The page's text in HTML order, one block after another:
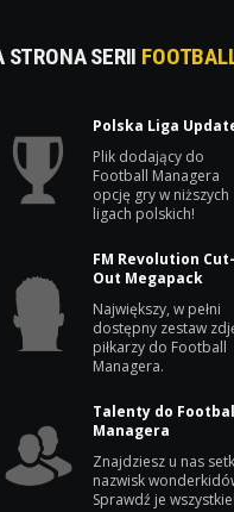
SERII
Polska Liga
Plik dodający do
Football Managera
opcję gry w niższych
ligach polskich!
FM Revolution
Out Megapack
Największy, w pełni
dostępny zestaw
piłkarzy do Football
Managera.
Talenty do
Managera
Znajdziesz u nas
nazwisk
Sprawdź je